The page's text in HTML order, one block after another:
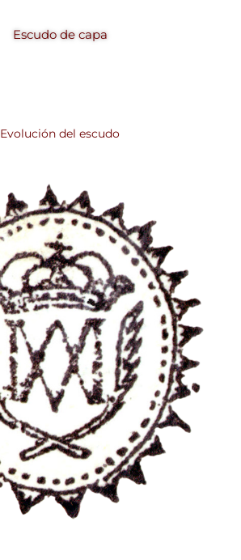
Escudo de capa
Evolución del escudo